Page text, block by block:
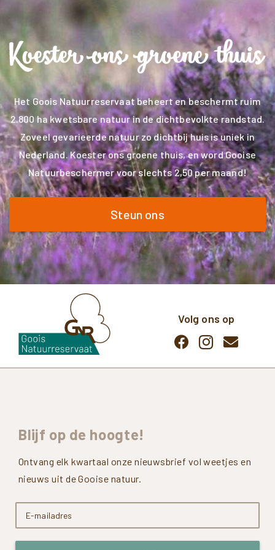
Het Goois Natuurreservaat beheert en beschermt ruim
2.800 ha kwetsbare natuur in de dichtbevolkte randstad.
Zoveel gevarieerde natuur zo dichtbij huis is uniek in
Nederland. Koester ons groene thuis, en word Gooise
Natuurbeschermer voor slechts 2,50 per maand!
Steun ons
Volg ons op
Blijf op de hoogte!
Ontvang elk kwartaal onze nieuwsbrief vol weetjes en
nieuws uit de Gooise natuur.